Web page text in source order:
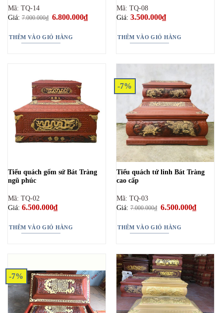
Mã: TQ-14
Giá:7.000.000₫ Giá
7.000.000₫.
6.800.000₫Giá
hiện
THÊM VÀO GIỎ HÀNG
Mã: TQ-08
Giá: 3.500.000₫
THÊM VÀO GIỎ HÀNG
Tiểu quách gốm sứ Bát Tràng
ngũ phúc
Mã: TQ-02
Giá: 6.500.000₫
THÊM VÀO GIỎ HÀNG
-7%
Tiểu quách tứ linh Bát Tràng
cao cấp
Mã: TQ-03
Giá:7.000.000₫ Giá
7.000.000₫.
6.500.000₫Giá
hiện
THÊM VÀO GIỎ HÀNG
-7%